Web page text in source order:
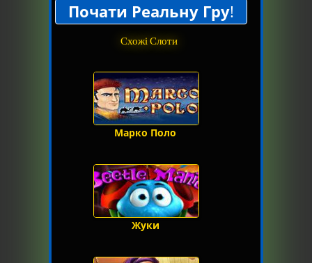
Почати Реальну Гру!
Схожі Слоти
Марко Поло
Жуки